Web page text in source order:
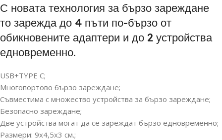
С новата технология за бързо зареждане
то зарежда до 4 пъти по-бързо от
обикновените адаптери и до 2 устройства
едновременно.
USB+TYPE C;
Многопортово бързо зареждане;
Съвместима с множество устройства за бързо зареждане;
Безопасно зареждане;
Две устройства могат да се зареждат бързо едновременно;
Размери: 9х4,5х3 см.;